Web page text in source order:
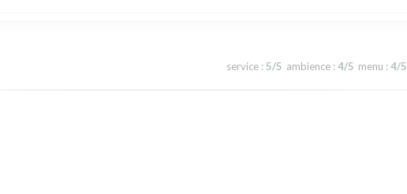
service : 5/5 ambience : 4/5 menu : 4/5